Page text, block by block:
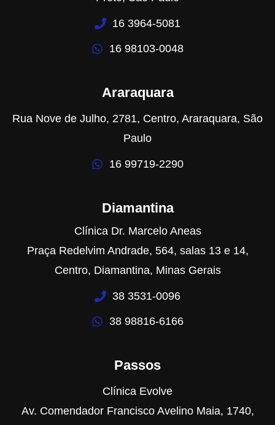
16 3964-5081
16 98103-0048
Araraquara
Rua Nove de Julho, 2781, Centro, Araraquara, São
Paulo
16 99719-2290
Diamantina
Clínica Dr. Marcelo Aneas
Praça Redelvim Andrade, 564, salas 13 e 14,
Centro, Diamantina, Minas Gerais
38 3531-0096
38 98816-6166
Passos
Clínica Evolve
Av. Comendador Francisco Avelino Maia, 1740,